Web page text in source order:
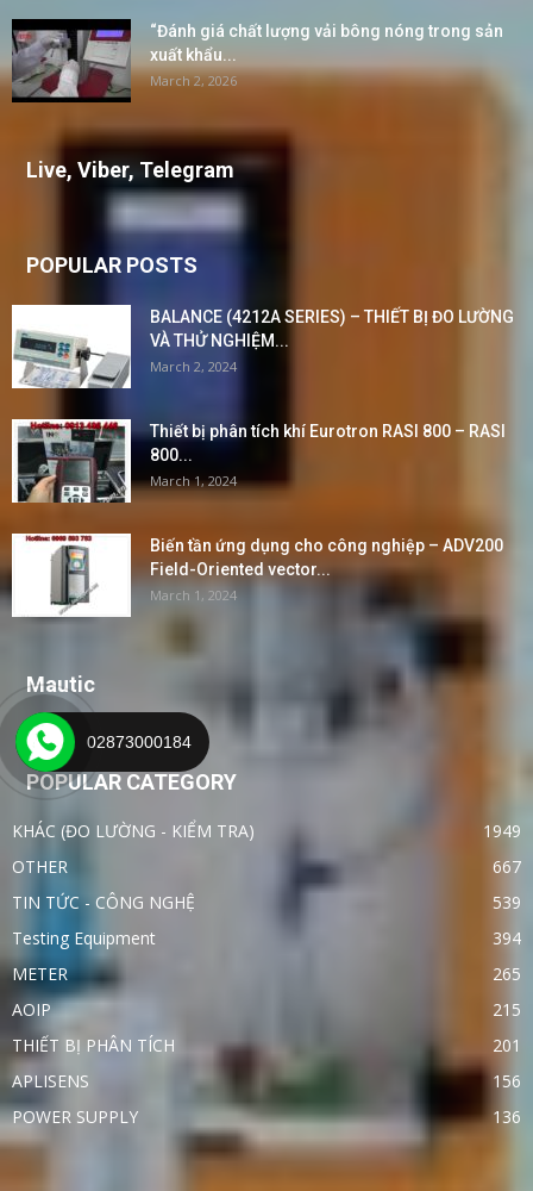
“Đánh giá chất lượng vải bông nóng trong sản
xuất khẩu...
March 2, 2026
Live, Viber, Telegram
POPULAR POSTS
BALANCE (4212A SERIES) – THIẾT BỊ ĐO LƯỜNG
VÀ THỬ NGHIỆM...
March 2, 2024
Thiết bị phân tích khí Eurotron RASI 800 – RASI
800...
March 1, 2024
Biến tần ứng dụng cho công nghiệp – ADV200
Field-Oriented vector...
March 1, 2024
Mautic
POPULAR CATEGORY
KHÁC (ĐO LƯỜNG - KIỂM TRA)
1949
OTHER
667
TIN TỨC - CÔNG NGHỆ
539
Testing Equipment
394
METER
265
AOIP
215
THIẾT BỊ PHÂN TÍCH
201
APLISENS
156
POWER SUPPLY
136
02873000184